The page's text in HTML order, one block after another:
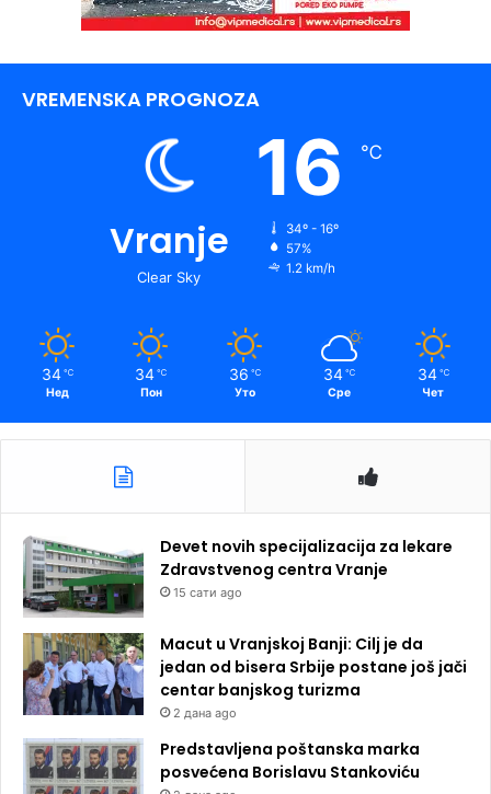
VREMENSKA PROGNOZA
Vranje
Clear Sky
16 ℃
34º - 16º
57%
1.2 km/h
34 ℃
Нед
34 ℃
Пон
36 ℃
Уто
34 ℃
Сре
34 ℃
Чет
Devet novih specijalizacija za lekare
Zdravstvenog centra Vranje
15 сати ago
Macut u Vranjskoj Banji: Cilj je da
jedan od bisera Srbije postane još jači
centar banjskog turizma
2 дана ago
Predstavljena poštanska marka
posvećena Borislavu Stankoviću